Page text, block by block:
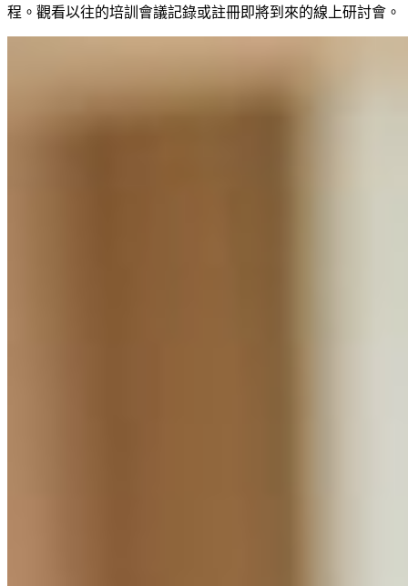
程。觀看以往的培訓會議記錄或註冊即將到來的線上研討會。